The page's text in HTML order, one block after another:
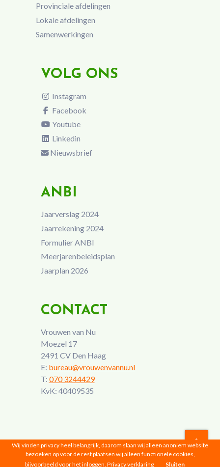
Provinciale afdelingen
Lokale afdelingen
Samenwerkingen
VOLG ONS
Instagram
Facebook
Youtube
Linkedin
Nieuwsbrief
ANBI
Jaarverslag 2024
Jaarrekening 2024
Formulier ANBI
Meerjarenbeleidsplan
Jaarplan 2026
CONTACT
Vrouwen van Nu
Moezel 17
2491 CV Den Haag
E: bureau@vrouwenvannu.nl
T: 070 3244429
KvK: 40409535
Vrouwen van Nu © 2026 |Privacyverklaring
Wij vinden privacy heel belangrijk, daarom slaan wij alleen anoniem website
bezoeken op voor de rest plaatsen wij alleen functionele cookies,
bijvoorbeeld voor het inloggen. Privacy verklaring Sluiten